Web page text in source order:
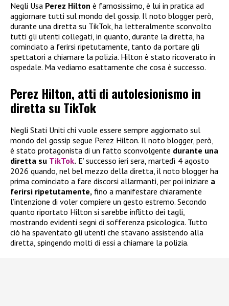
Negli Usa Perez Hilton è famosissimo, è lui in pratica ad
aggiornare tutti sul mondo del gossip. Il noto blogger però,
durante una diretta su TikTok, ha letteralmente sconvolto
tutti gli utenti collegati, in quanto, durante la diretta, ha
cominciato a ferirsi ripetutamente, tanto da portare gli
spettatori a chiamare la polizia. Hilton è stato ricoverato in
ospedale. Ma vediamo esattamente che cosa è successo.
Perez Hilton, atti di autolesionismo in
diretta su TikTok
Negli Stati Uniti chi vuole essere sempre aggiornato sul
mondo del gossip segue Perez Hilton. Il noto blogger, però,
è stato protagonista di un fatto sconvolgente durante una
diretta su TikTok. E’ successo ieri sera, martedì 4 agosto
2026 quando, nel bel mezzo della diretta, il noto blogger ha
prima cominciato a fare discorsi allarmanti, per poi iniziare a
ferirsi ripetutamente, fino a manifestare chiaramente
l’intenzione di voler compiere un gesto estremo. Secondo
quanto riportato Hilton si sarebbe inflitto dei tagli,
mostrando evidenti segni di sofferenza psicologica. Tutto
ciò ha spaventato gli utenti che stavano assistendo alla
diretta, spingendo molti di essi a chiamare la polizia.